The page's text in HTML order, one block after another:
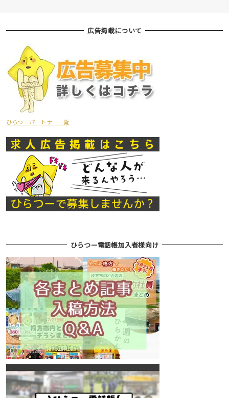
広告掲載について
ひらつーパートナー一覧
ひらつー電話帳加入者様向け